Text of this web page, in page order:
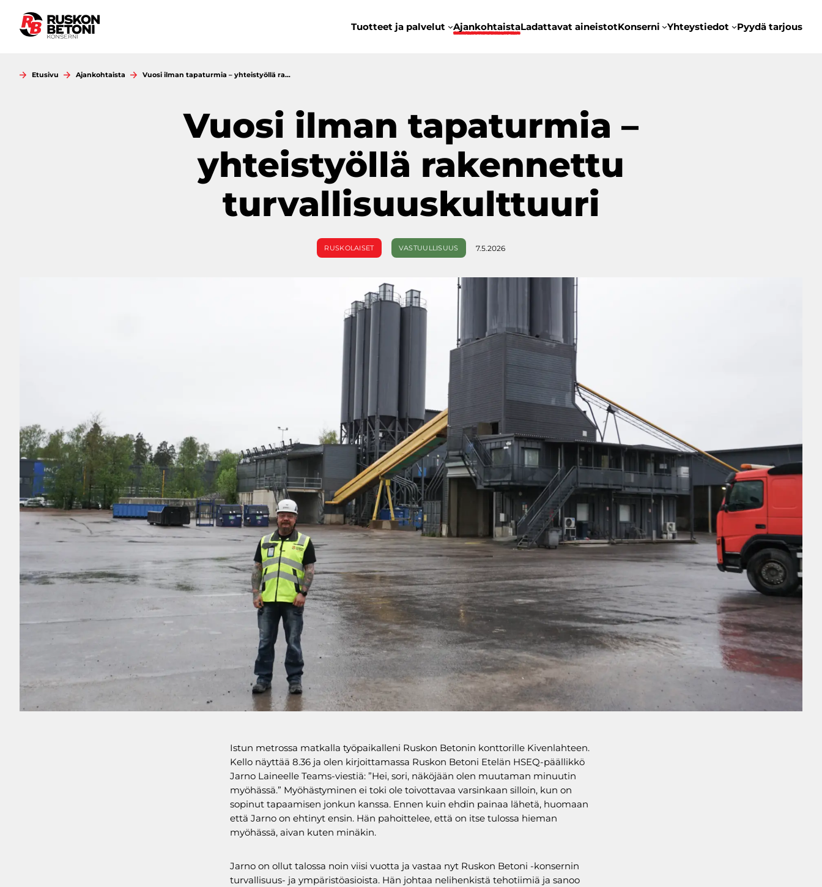
sisältöön
Tuotteet ja palvelut
AjankohtaistaLadattavat aineistotKonserni Yhteystiedot Pyydä tarjous
Etusivu Ajankohtaista Vuosi ilman tapaturmia – yhteistyöllä ra…
Vuosi ilman tapaturmia –
yhteistyöllä rakennettu
turvallisuuskulttuuri
RUSKOLAISET VASTUULLISUUS 7.5.2026
Istun metrossa matkalla työpaikalleni Ruskon Betonin konttorille Kivenlahteen.
Kello näyttää 8.36 ja olen kirjoittamassa Ruskon Betoni Etelän HSEQ-päällikkö
Jarno Laineelle Teams-viestiä: ”Hei, sori, näköjään olen muutaman minuutin
myöhässä.” Myöhästyminen ei toki ole toivottavaa varsinkaan silloin, kun on
sopinut tapaamisen jonkun kanssa. Ennen kuin ehdin painaa lähetä, huomaan
että Jarno on ehtinyt ensin. Hän pahoittelee, että on itse tulossa hieman
myöhässä, aivan kuten minäkin.
Jarno on ollut talossa noin viisi vuotta ja vastaa nyt Ruskon Betoni -konsernin
turvallisuus- ja ympäristöasioista. Hän johtaa nelihenkistä tehotiimiä ja sanoo